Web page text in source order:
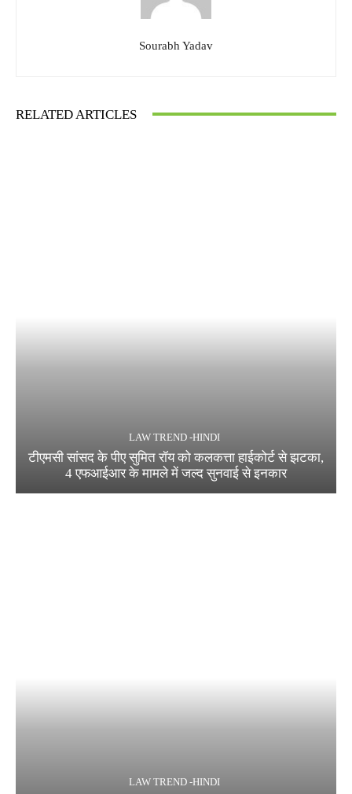
Sourabh Yadav
RELATED ARTICLES
LAW TREND -HINDI
टीएमसी सांसद के पीए सुमित रॉय को कलकत्ता हाईकोर्ट से झटका,
4 एफआईआर के मामले में जल्द सुनवाई से इनकार
LAW TREND -HINDI